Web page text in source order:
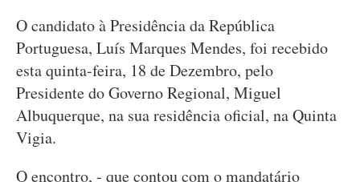
O candidato à Presidência da República
Portuguesa, Luís Marques Mendes, foi recebido
esta quinta-feira, 18 de Dezembro, pelo
Presidente do Governo Regional, Miguel
Albuquerque, na sua residência oficial, na Quinta
Vigia.
O encontro, - que contou com o mandatário